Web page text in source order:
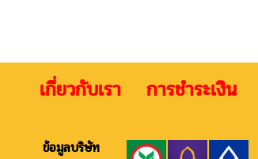
เกี่ยวกับเรา การชำ
ข้อมูลบริษัท